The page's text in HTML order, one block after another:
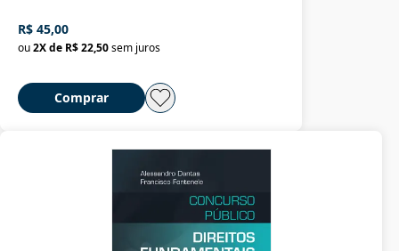
R$ 45,00
ou2X de R$ 22,50sem juros
Comprar